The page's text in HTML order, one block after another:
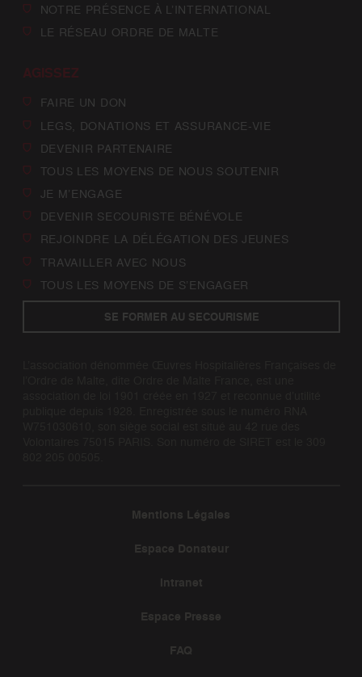
NOTRE PRÉSENCE À L’INTERNATIONAL
LE RÉSEAU ORDRE DE MALTE
AGISSEZ
FAIRE UN DON
LEGS, DONATIONS ET ASSURANCE-VIE
DEVENIR PARTENAIRE
TOUS LES MOYENS DE NOUS SOUTENIR
JE M’ENGAGE
DEVENIR SECOURISTE BÉNÉVOLE
REJOINDRE LA DÉLÉGATION DES JEUNES
TRAVAILLER AVEC NOUS
TOUS LES MOYENS DE S’ENGAGER
SE FORMER AU SECOURISME
Mentions Légales
Espace Donateur
Intranet
Espace Presse
FAQ